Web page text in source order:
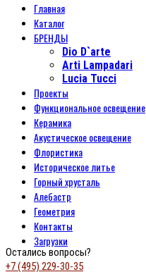
Главная
Каталог
БРЕНДЫ
Dio D`arte
Arti Lampadari
Lucia Tucci
Проекты
Функциональное освещение
Керамика
Акустическое освещение
Флористика
Историческое литье
Горный хрусталь
Алебастр
Геометрия
Контакты
Загрузки
Остались вопросы?
+7 (495) 229-30-35